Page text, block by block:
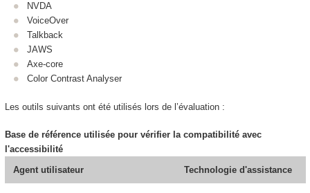
NVDA
VoiceOver
Talkback
JAWS
Axe-core
Color Contrast Analyser
Les outils suivants ont été utilisés lors de l’évaluation :
Base de référence utilisée pour vérifier la compatibilité avec
l'accessibilité
Agent utilisateur
Technologie d'assistance